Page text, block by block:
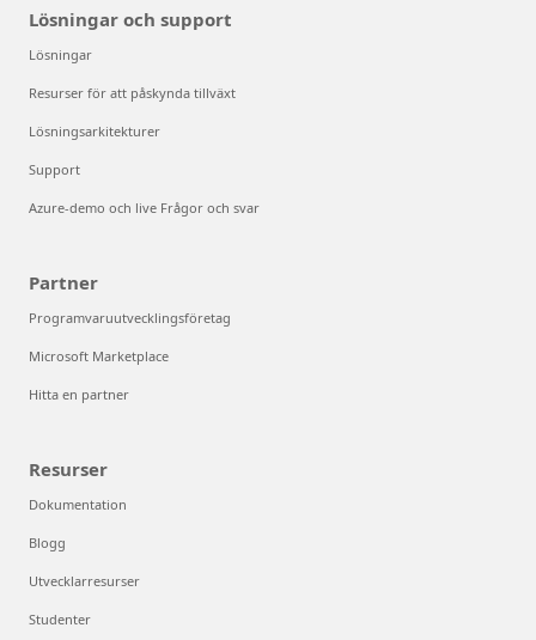
Lösningar och support
Lösningar
Resurser för att påskynda tillväxt
Lösningsarkitekturer
Support
Azure-demo och live Frågor och svar
Partner
Programvaruutvecklingsföretag
Microsoft Marketplace
Hitta en partner
Resurser
Dokumentation
Blogg
Utvecklarresurser
Studenter